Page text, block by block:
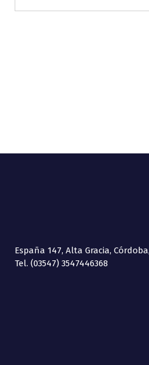
España 147, Alta Gracia,
Tel. (03547) 3547446368